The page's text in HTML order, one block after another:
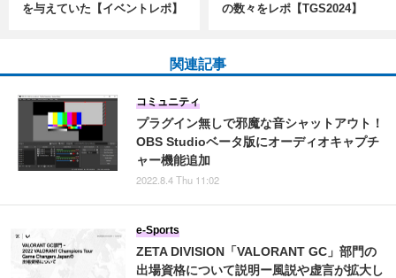
を与えていた【イベントレポ】
の数々をレポ【TGS2024】
関連記事
プラグイン無しで邪魔な音シャットアウト！
OBS Studioベータ版にオーディオキャプチ
ャー機能追加
コミュニティ
2022.8.4 Thu 11:02
ZETA DIVISION「VALORANT GC」部門の
出場資格について説明ー風説や虚言が拡大し
e-Sports